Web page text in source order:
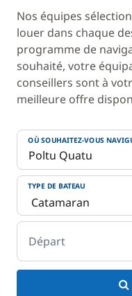
Nos équipes
louer dans chaque
programme de
souhaité, votre
conseillers sont à
meilleure offre
OÙ SOUHAITEZ-VOUS
TYPE DE BATEAU
Départ